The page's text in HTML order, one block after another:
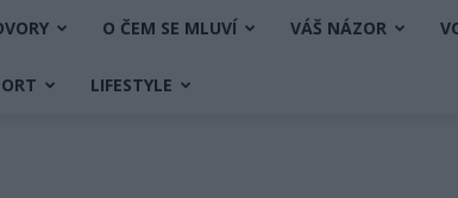
O ČEM SE MLUVÍ VÁŠ NÁZOR
LIFESTYLE